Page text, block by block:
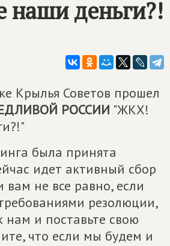
деньги?!
Крылья Советов прошел
РОССИИ "ЖКХ!
была принята
идет активный сбор
вам не все равно, если
резолюции,
нам и поставьте свою
что если мы будем и